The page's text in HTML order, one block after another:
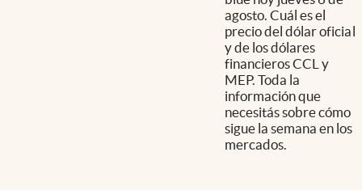
agosto. Cuál es el
precio del dólar oficial
y de los dólares
financieros CCL y
MEP. Toda la
información que
necesitás sobre cómo
sigue la semana en los
mercados.